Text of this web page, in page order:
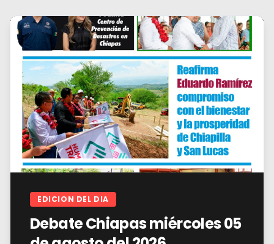
EDICION DEL DIA
Debate Chiapas miércoles 05